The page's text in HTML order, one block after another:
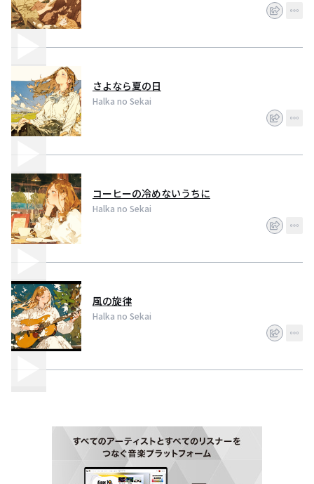
さよなら夏の日
Halka no Sekai
コーヒーの冷めないうちに
Halka no Sekai
風の旋律
Halka no Sekai